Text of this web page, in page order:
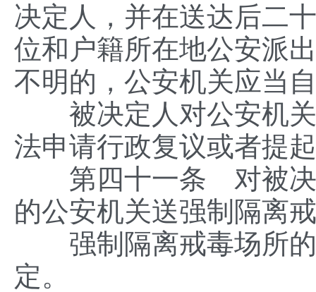
决定人，并在送达后二
位和户籍所在地公安派
不明的，公安机关应当
被决定人对公安机关
法申请行政复议或者提
第四十一条 对被决
的公安机关送强制隔离
强制隔离戒毒场所的
定。